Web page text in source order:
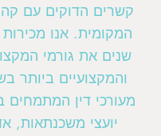
קשרים הדוקים עם
המקומית. אנו מכירות
שנים את גורמי
והמקצועיים ביותר
מעורכי דין המתמחים
יועצי משכנתאות,